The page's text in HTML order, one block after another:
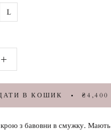
L
В КОШИК ₴4,400
з бавовни в смужку. Мають